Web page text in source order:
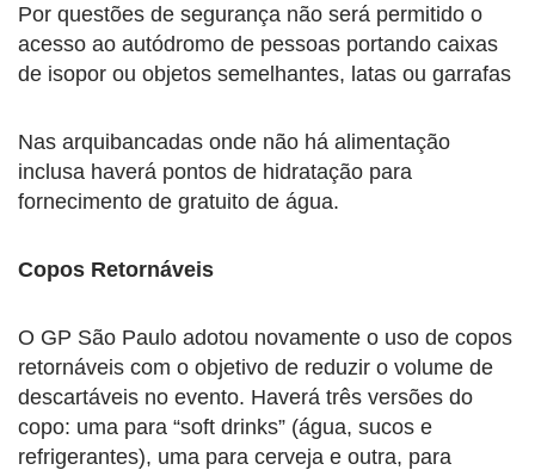
Por questões de segurança não será permitido o
acesso ao autódromo de pessoas portando caixas
de isopor ou objetos semelhantes, latas ou garrafas
Nas arquibancadas onde não há alimentação
inclusa haverá pontos de hidratação para
fornecimento de gratuito de água.
Copos Retornáveis
O GP São Paulo adotou novamente o uso de copos
retornáveis com o objetivo de reduzir o volume de
descartáveis no evento. Haverá três versões do
copo: uma para “soft drinks” (água, sucos e
refrigerantes), uma para cerveja e outra, para